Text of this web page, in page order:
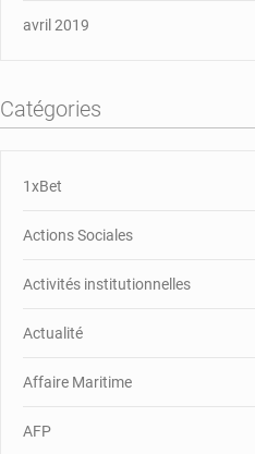
avril 2019
Catégories
1xBet
Actions Sociales
Activités institutionnelles
Actualité
Affaire Maritime
AFP